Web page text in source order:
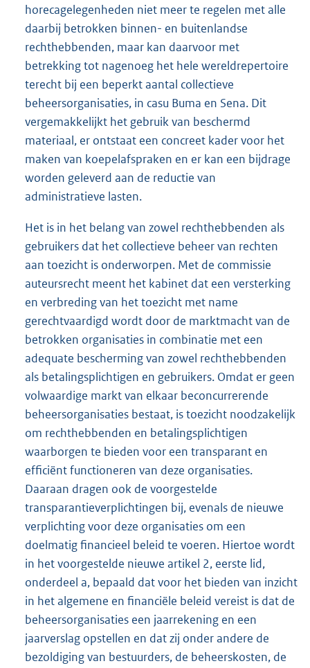
horecagelegenheden niet meer te regelen met alle
daarbij betrokken binnen- en buitenlandse
rechthebbenden, maar kan daarvoor met
betrekking tot nagenoeg het hele wereldrepertoire
terecht bij een beperkt aantal collectieve
beheersorganisaties, in casu Buma en Sena. Dit
vergemakkelijkt het gebruik van beschermd
materiaal, er ontstaat een concreet kader voor het
maken van koepelafspraken en er kan een bijdrage
worden geleverd aan de reductie van
administratieve lasten.
Het is in het belang van zowel rechthebbenden als
gebruikers dat het collectieve beheer van rechten
aan toezicht is onderworpen. Met de commissie
auteursrecht meent het kabinet dat een versterking
en verbreding van het toezicht met name
gerechtvaardigd wordt door de marktmacht van de
betrokken organisaties in combinatie met een
adequate bescherming van zowel rechthebbenden
als betalingsplichtigen en gebruikers. Omdat er geen
volwaardige markt van elkaar beconcurrerende
beheersorganisaties bestaat, is toezicht noodzakelijk
om rechthebbenden en betalingsplichtigen
waarborgen te bieden voor een transparant en
efficiënt functioneren van deze organisaties.
Daaraan dragen ook de voorgestelde
transparantieverplichtingen bij, evenals de nieuwe
verplichting voor deze organisaties om een
doelmatig financieel beleid te voeren. Hiertoe wordt
in het voorgestelde nieuwe artikel 2, eerste lid,
onderdeel a, bepaald dat voor het bieden van inzicht
in het algemene en financiële beleid vereist is dat de
beheersorganisaties een jaarrekening en een
jaarverslag opstellen en dat zij onder andere de
bezoldiging van bestuurders, de beheerskosten, de